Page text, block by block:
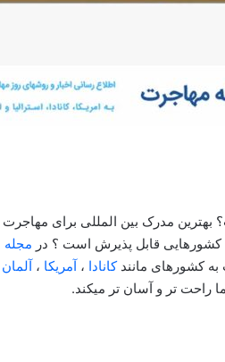
مدرک بین المللی برای مهاجرت
کشورهایی قابل پذیرش است ؟ در مجله
به کشورهای مانندکانادا ،آمریکا ،آلمان
راحت تر و آسان تر میکند.